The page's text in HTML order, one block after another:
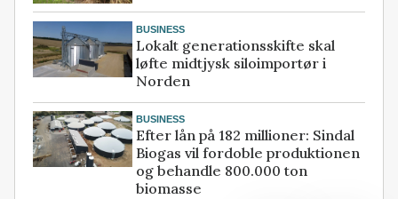
BUSINESS
Lokalt generationsskifte skal
løfte midtjysk siloimportør i
Norden
BUSINESS
Efter lån på 182 millioner: Sindal
Biogas vil fordoble produktionen
og behandle 800.000 ton
biomasse